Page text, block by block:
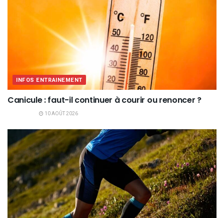
INFOS ENTRAINEMENT
Canicule : faut-il continuer à courir ou renoncer ?
10 AOÛT 2026